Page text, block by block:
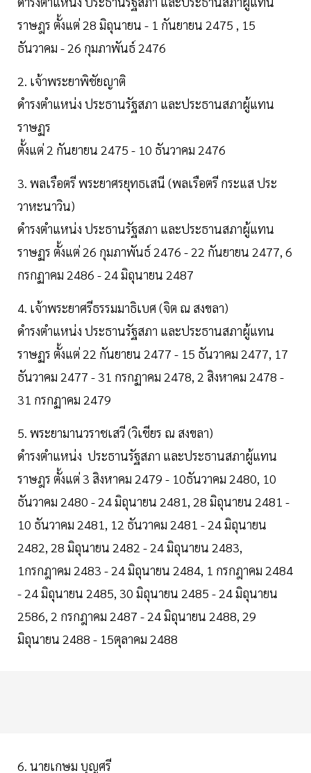
ราษฎร ตั้งแต่ 28 มิถุนายน - 1 กันยายน 2475 , 15
ธันวาคม - 26 กุมภาพันธ์ 2476
2. เจ้าพระยาพิชัยญาติ
ดำรงตำแหน่ง ประธานรัฐสภา และประธานสภาผู้แทน
ราษฏร
ตั้งแต่ 2 กันยายน 2475 - 10 ธันวาคม 2476
3. พลเรือตรี พระยาศรยุทธเสนี (พลเรือตรี กระแส ประ
วาหะนาวิน)
ดำรงตำแหน่ง ประธานรัฐสภา และประธานสภาผู้แทน
ราษฏร ตั้งแต่ 26 กุมภาพันธ์ 2476 - 22 กันยายน 2477, 6
กรกฏาคม 2486 - 24 มิถุนายน 2487
4. เจ้าพระยาศรีธรรมมาธิเบศ (จิต ณ สงขลา)
ดำรงตำแหน่ง ประธานรัฐสภา และประธานสภาผู้แทน
ราษฏร ตั้งแต่ 22 กันยายน 2477 - 15 ธันวาคม 2477, 17
ธันวาคม 2477 - 31 กรกฏาคม 2478, 2 สิงหาคม 2478 -
31 กรกฏาคม 2479
5. พระยามานวราชเสวี (วิเชียร ณ สงขลา)
ดำรงตำแหน่ง ประธานรัฐสภา และประธานสภาผู้แทน
ราษฎร ตั้งแต่ 3 สิงหาคม 2479 - 10ธันวาคม 2480, 10
ธันวาคม 2480 - 24 มิถุนายน 2481, 28 มิถุนายน 2481 -
10 ธันวาคม 2481, 12 ธันวาคม 2481 - 24 มิถุนายน
2482, 28 มิถุนายน 2482 - 24 มิถุนายน 2483,
1กรกฎาคม 2483 - 24 มิถุนายน 2484, 1 กรกฎาคม 2484
- 24 มิถุนายน 2485, 30 มิถุนายน 2485 - 24 มิถุนายน
2586, 2 กรกฎาคม 2487 - 24 มิถุนายน 2488, 29
มิถุนายน 2488 - 15ตุลาคม 2488
6. นายเกษม บุญศรี